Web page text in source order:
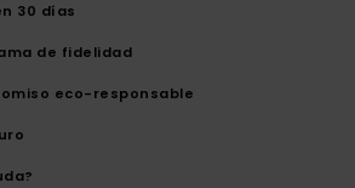
30 días
de fidelidad
eco-responsable